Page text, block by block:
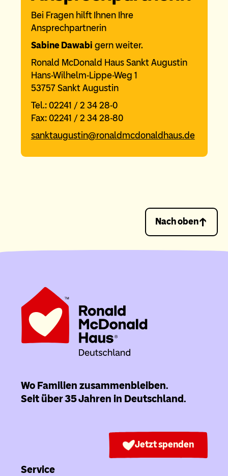
Bei Fragen hilft Ihnen Ihre
Ansprechpartnerin
Sabine Dawabi gern weiter.
Ronald McDonald Haus Sankt Augustin
Hans-Wilhelm-Lippe-Weg 1
53757 Sankt Augustin
Tel.: 02241 / 2 34 28-0
Fax: 02241 / 2 34 28-80
sanktaugustin@ronaldmcdonaldhaus.de
Nach oben
Wo Familien zusammenbleiben.
Seit über 35 Jahren in Deutschland.
Jetzt spenden
Service